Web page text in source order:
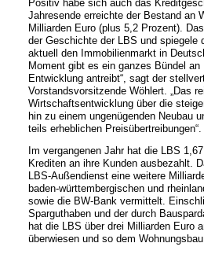
Positiv habe sich auch das
Jahresende erreichte der Bestand an
Milliarden Euro (plus 5,2 Prozent).
der Geschichte der LBS und spiegele
aktuell den Immobilienmarkt in
Moment gibt es ein ganzes Bündel
Entwicklung antreibt“, sagt der
Vorstandsvorsitzende Wöhlert. „Das
Wirtschaftsentwicklung über die
hin zu einem ungenügenden Neubau
teils erheblichen Preisübertreibungen“.
Im vergangenen Jahr hat die LBS
Krediten an ihre Kunden ausbezahlt.
LBS-Außendienst eine weitere
baden-württembergischen und
sowie die BW-Bank vermittelt.
Sparguthaben und der durch
hat die LBS über drei Milliarden Euro
überwiesen und so dem